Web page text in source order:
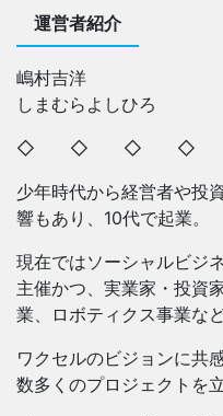
運営者紹介
嶋村吉洋
しまむらよしひろ
◇ ◇ ◇ ◇
少年時代から経営者や投
響もあり、10代で起業。
現在ではソーシャルビジ
主催かつ、実業家・投資
業、ロボティクス事業な
ワクセルのビジョンに共
数多くのプロジェクトを